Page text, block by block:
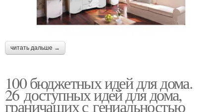
читать дальше →
100 бюджетных идей для дома.
26 доступных идей для дома,
граничащих с гениальностью